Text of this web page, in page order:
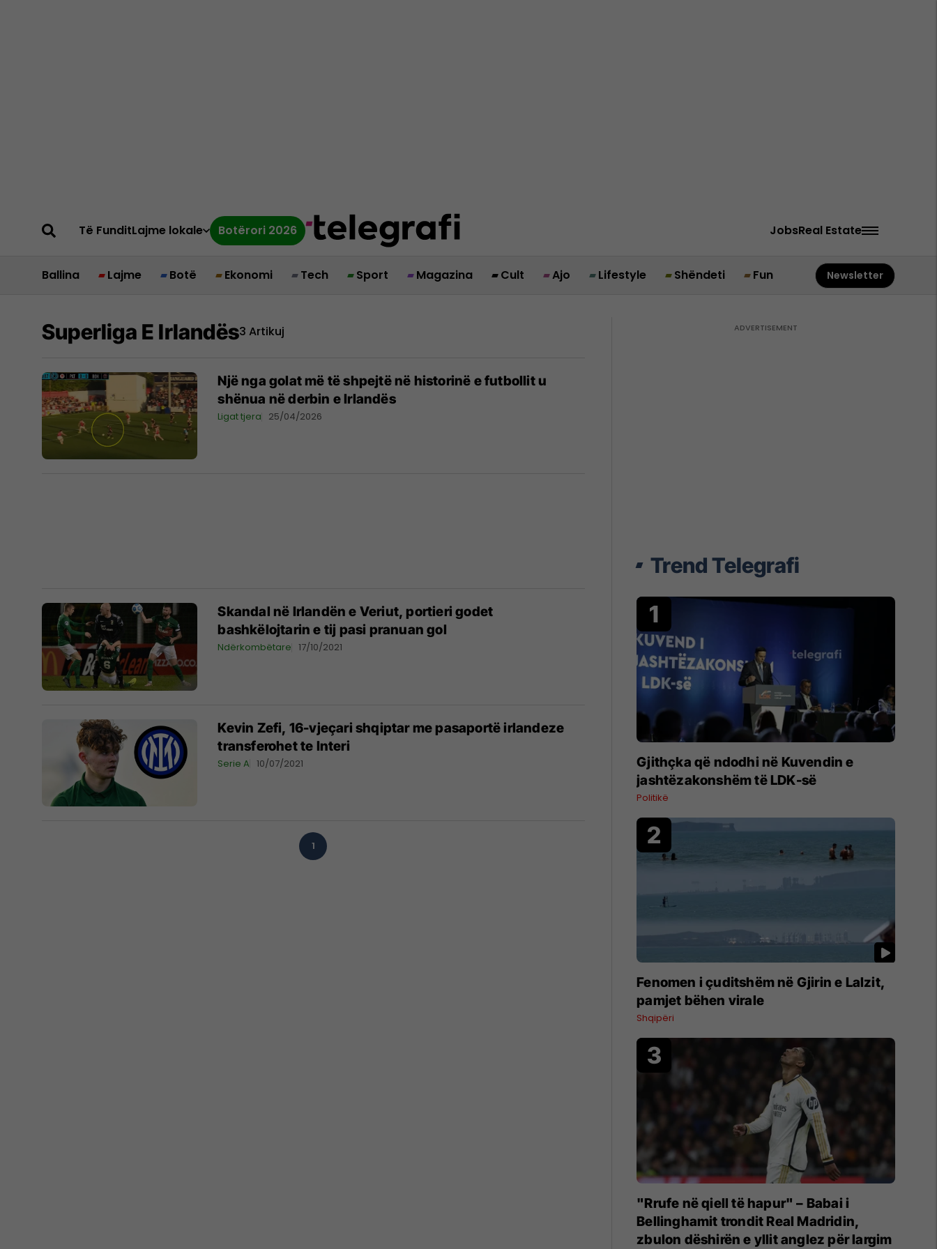
Të FunditLajme lokale Botërori 2026 JobsReal Estate
Ballina Lajme Botë Ekonomi Tech Sport Magazina Cult Ajo Lifestyle Shëndeti Fun Newsletter
Superliga E Irlandës3 Artikuj
Një nga golat më të shpejtë në historinë e futbollit u
shënua në derbin e Irlandës
Ligat tjera 25/04/2026
Skandal në Irlandën e Veriut, portieri godet
bashkëlojtarin e tij pasi pranuan gol
Ndërkombëtare 17/10/2021
Kevin Zefi, 16-vjeçari shqiptar me pasaportë irlandeze
transferohet te Interi
Serie A 10/07/2021
1
Trend Telegrafi
Gjithçka që ndodhi në Kuvendin e
jashtëzakonshëm të LDK-së
Politikë
Fenomen i çuditshëm në Gjirin e Lalzit,
pamjet bëhen virale
Shqipëri
"Rrufe në qiell të hapur" – Babai i
Bellinghamit trondit Real Madridin,
zbulon dëshirën e yllit anglez për largim